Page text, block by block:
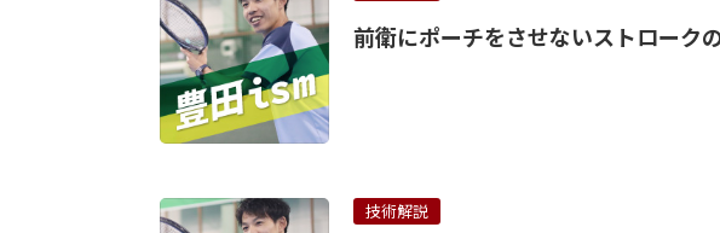
前衛にポーチをさせないストローク
技術解説